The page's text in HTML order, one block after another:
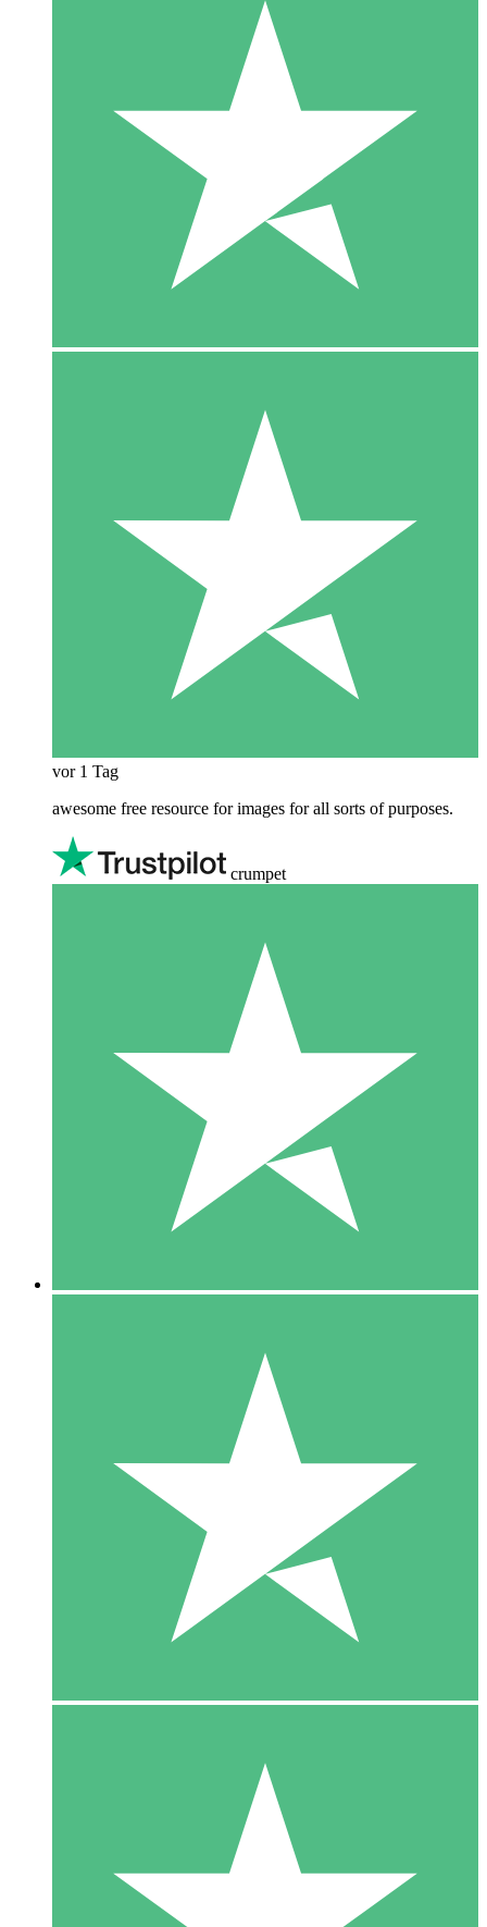
vor 1 Tag
awesome free resource for images for all sorts of purposes.
crumpet